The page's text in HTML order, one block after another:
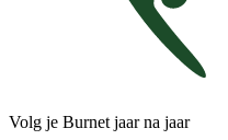
Volg je Burnet jaar na jaar